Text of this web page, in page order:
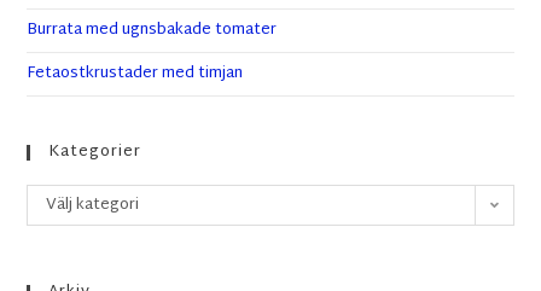
Burrata med ugnsbakade tomater
Fetaostkrustader med timjan
Kategorier
Välj kategori